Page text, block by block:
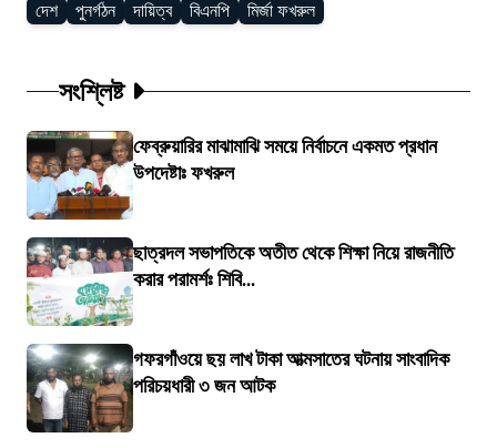
দেশ পুনর্গঠন দায়িত্ব বিএনপি মির্জা ফখরুল
সংশ্লিষ্ট
ফেব্রুয়ারির মাঝামাঝি সময়ে নির্বাচনে একমত প্রধান
উপদেষ্টাঃ ফখরুল
ছাত্রদল সভাপতিকে অতীত থেকে শিক্ষা নিয়ে রাজনীতি
করার পরামর্শঃ শিবি...
গফরগাঁওয়ে ছয় লাখ টাকা আত্মসাতের ঘটনায় সাংবাদিক
পরিচয়ধারী ৩ জন আটক